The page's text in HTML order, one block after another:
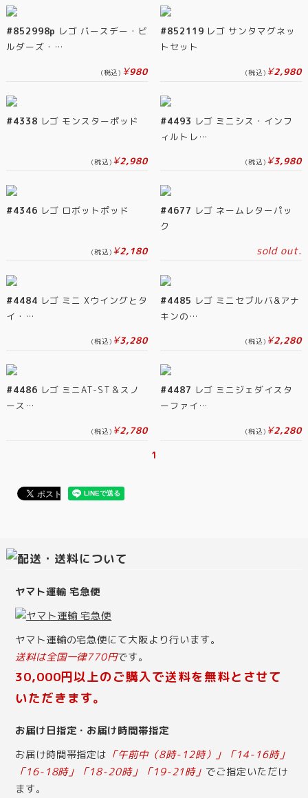
#852998p レゴ バースデー・ビ
ルダーズ・…
(税込) ¥980
#852119 レゴ サンタマグネッ
トセット
(税込) ¥2,980
#4338 レゴ モンスターポッド
(税込) ¥2,980
#4493 レゴ ミニシス・インフ
ィルトレ…
(税込) ¥3,980
#4346 レゴ ロボットポッド
(税込) ¥2,180
#4677 レゴ ネームレターパッ
ク
sold out.
#4484 レゴ ミニ Xウイングとタ
イ・…
(税込) ¥3,280
#4485 レゴ ミニセブルバ&アナ
キンの…
(税込) ¥2,280
#4486 レゴ ミニAT-ST＆スノ
ース…
(税込) ¥2,780
#4487 レゴ ミニジェダイスタ
ーファイ…
(税込) ¥2,280
1
ヤマト運輸 宅急便
ヤマト運輸の宅急便にて大阪より行います。
送料は全国一律770円です。
30,000円以上のご購入で送料を無料とさせて
いただきます。
お届け日指定・お届け時間帯指定
お届け時間帯指定は 「午前中（8時-12時）」「14-16時」
「16-18時」「18-20時」「19-21時」 でご指定いただけ
ます。